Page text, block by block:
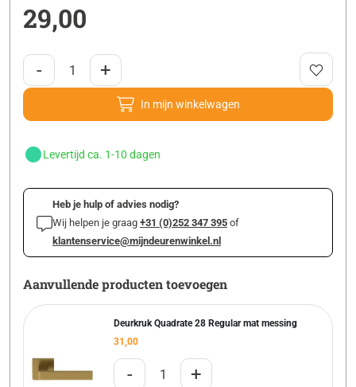
29,00
- +
In mijn winkelwagen
Levertijd ca. 1-10 dagen
Heb je hulp of advies nodig?
Wij helpen je graag +31 (0)252 347 395 of
klantenservice@mijndeurenwinkel.nl
Aanvullende producten toevoegen
Deurkruk Quadrate 28 Regular mat messing
31,00
- +